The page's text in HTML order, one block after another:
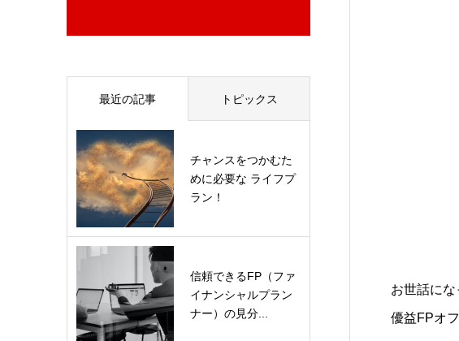
お世話にな
優益FPオ
最近の記事 トピックス
チャンスをつかむた
めに必要な ライフプ
ラン！
信頼できるFP（ファ
イナンシャルプラン
ナー）の見分...